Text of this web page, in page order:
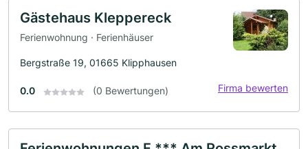
Gästehaus Kleppereck
Ferienwohnung · Ferienhäuser
Bergstraße 19, 01665 Klipphausen
0.0 (0 Bewertungen) Firma bewerten